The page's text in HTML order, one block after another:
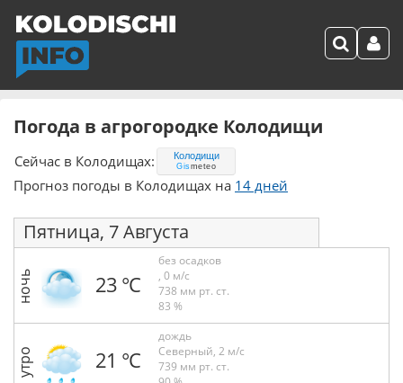
Погода в агрогородке Колодищи
Сейчас в Колодищах: Колодищи
Gismeteo
Прогноз погоды в Колодищах на 14 дней
Пятница, 7 Августа
ночь
без осадков
23 °С
, 0 м/с
738 мм рт. ст.
83 %
утро
дождь
21 °С
Северный, 2 м/с
739 мм рт. ст.